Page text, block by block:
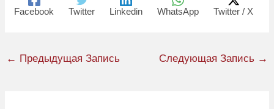
Facebook Twitter Linkedin WhatsApp Twitter / X
← Предыдущая Запись Следующая Запись →